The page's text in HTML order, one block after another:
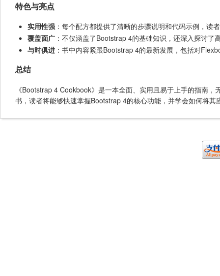
特色与亮点
实用性强 ：每个配方都提供了清晰的步骤说明和代码示例，读
覆盖面广 ：不仅涵盖了Bootstrap 4的基础知识，还深入探讨了
与时俱进 ：书中内容紧跟Bootstrap 4的最新发展，包括对
总结
《Bootstrap 4 Cookbook》是一本全面、实用且易于上手的指南
书，读者将能够快速掌握Bootstrap 4的核心功能，并学会如何将